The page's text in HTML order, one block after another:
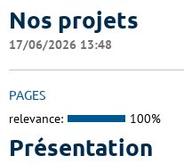
Nos projets
17/06/2026 13:48
PAGES
relevance: 100%
Présentation